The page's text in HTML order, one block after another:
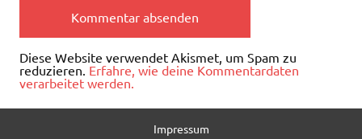
Diese Website verwendet Akismet, um Spam zu
reduzieren. Erfahre, wie deine Kommentardaten
verarbeitet werden.
Impressum